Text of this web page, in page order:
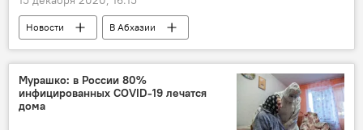
Новости В Абхазии
Мурашко: в России 80%
инфицированных COVID-19 лечатся
дома